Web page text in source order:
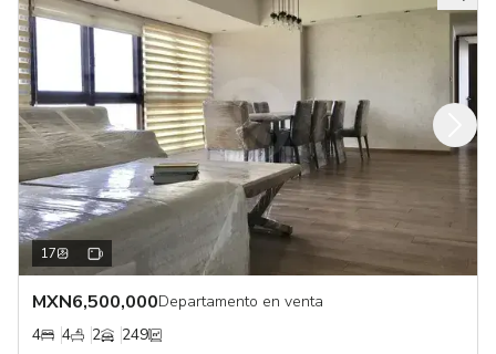
17
MXN6,500,000Departamento en venta
4
4 2
249